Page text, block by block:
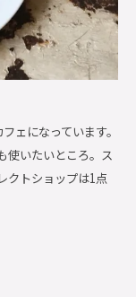
ェになっています。
使いたいところ。ス
クトショップは1点